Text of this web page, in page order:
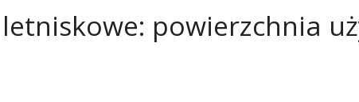
powierzchnia